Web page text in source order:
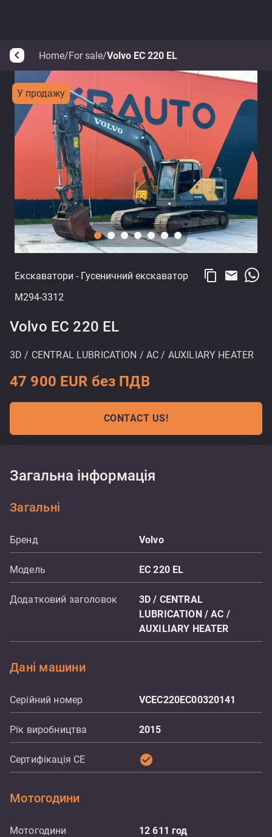
arrow_back_ios Home/For sale/Volvo EC 220 EL
У продажу
Екскаватори - Гусеничний екскаватор
M294-3312
content_copy email
Volvo EC 220 EL
3D / CENTRAL LUBRICATION / AC / AUXILIARY HEATER
47 900 EUR без ПДВ
CONTACT US!
Загальна інформація
Загальні
Бренд Volvo
Модель EC 220 EL
Додатковий заголовок
3D / CENTRAL
LUBRICATION / AC /
AUXILIARY HEATER
Дані машини
Серійний номер VCEC220EC00320141
Рік виробництва 2015
Сертифікація CE check_circle
Мотогодини
Мотогодини 12 611год